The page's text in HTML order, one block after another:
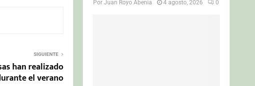
SIGUIENTE
han realizado
el verano
PorJuan Royo Abenia 4 agosto, 2026 0